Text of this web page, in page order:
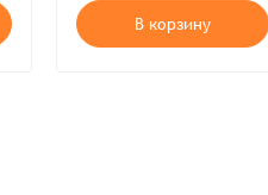
В корзину